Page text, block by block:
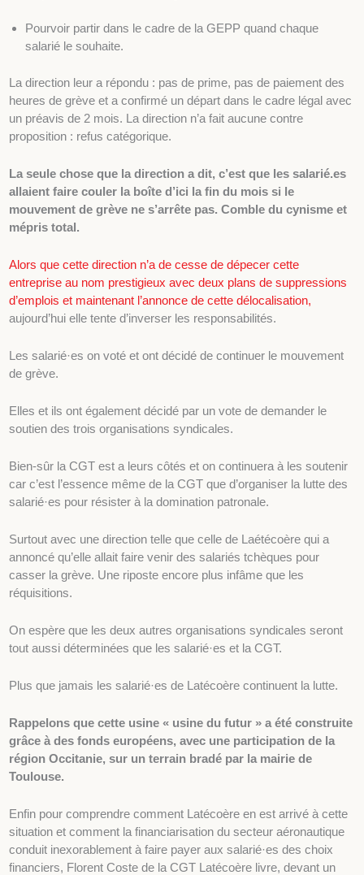
Pourvoir partir dans le cadre de la GEPP quand chaque
salarié le souhaite.
La direction leur a répondu : pas de prime, pas de paiement des
heures de grève et a confirmé un départ dans le cadre légal avec
un préavis de 2 mois. La direction n’a fait aucune contre
proposition : refus catégorique.
La seule chose que la direction a dit, c’est que les salarié.es
allaient faire couler la boîte d’ici la fin du mois si le
mouvement de grève ne s’arrête pas. Comble du cynisme et
mépris total.
Alors que cette direction n’a de cesse de dépecer cette
entreprise au nom prestigieux avec deux plans de suppressions
d’emplois et maintenant l’annonce de cette délocalisation,
aujourd’hui elle tente d’inverser les responsabilités.
Les salarié·es on voté et ont décidé de continuer le mouvement
de grève.
Elles et ils ont également décidé par un vote de demander le
soutien des trois organisations syndicales.
Bien-sûr la CGT est a leurs côtés et on continuera à les soutenir
car c’est l’essence même de la CGT que d’organiser la lutte des
salarié·es pour résister à la domination patronale.
Surtout avec une direction telle que celle de Laétécoère qui a
annoncé qu’elle allait faire venir des salariés tchèques pour
casser la grève. Une riposte encore plus infâme que les
réquisitions.
On espère que les deux autres organisations syndicales seront
tout aussi déterminées que les salarié·es et la CGT.
Plus que jamais les salarié·es de Latécoère continuent la lutte.
Rappelons que cette usine « usine du futur » a été construite
grâce à des fonds européens, avec une participation de la
région Occitanie, sur un terrain bradé par la mairie de
Toulouse.
Enfin pour comprendre comment Latécoère en est arrivé à cette
situation et comment la financiarisation du secteur aéronautique
conduit inexorablement à faire payer aux salarié·es des choix
financiers, Florent Coste de la CGT Latécoère livre, devant un